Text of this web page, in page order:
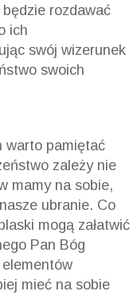
rozdawać
ich
swój wizerunek
swoich
warto pamiętać
zależy nie
mamy na sobie,
ubranie. Co
mogą załatwić
Pan Bóg
mieć na sobie